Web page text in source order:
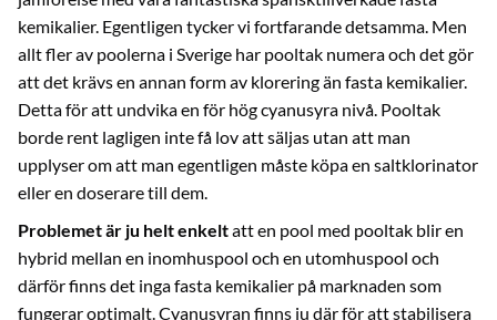
kemikalier. Egentligen tycker vi fortfarande detsamma. Men
allt fler av poolerna i Sverige har pooltak numera och det gör
att det krävs en annan form av klorering än fasta kemikalier.
Detta för att undvika en för hög cyanusyra nivå. Pooltak
borde rent lagligen inte få lov att säljas utan att man
upplyser om att man egentligen måste köpa en saltklorinator
eller en doserare till dem.
Problemet är ju helt enkeltatt en pool med pooltak blir en
hybrid mellan en inomhuspool och en utomhuspool och
därför finns det inga fasta kemikalier på marknaden som
fungerar optimalt. Cyanusyran finns ju där för att stabilisera